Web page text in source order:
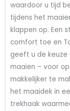
waardoor u tijd
tijdens het
klappen op. Een
comfort toe en
geeft u de keuze
maaien – voor
makkelijker te
het maaidek in
trekhaak